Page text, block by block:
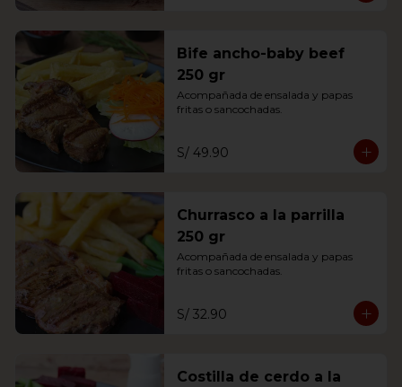
Bife ancho-baby beef
250 gr
Acompañada de ensalada y papas
fritas o sancochadas.
S/ 49.90
Churrasco a la parrilla
250 gr
Acompañada de ensalada y papas
fritas o sancochadas.
S/ 32.90
Costilla de cerdo a la